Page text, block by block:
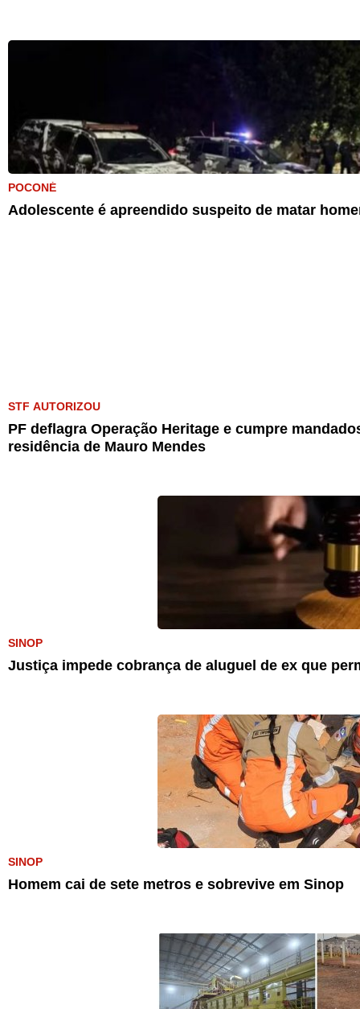
POCONÉ
Adolescente é apreendido suspeito de matar
STF AUTORIZOU
PF deflagra Operação Heritage e cumpre
residência de Mauro Mendes
SINOP
Justiça impede cobrança de aluguel de ex que
SINOP
Homem cai de sete metros e sobrevive em Sinop